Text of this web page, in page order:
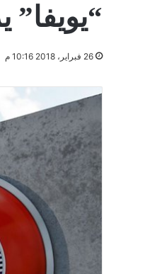
“يويفا” يرفع
26 فبراير، 2018 10:16 م